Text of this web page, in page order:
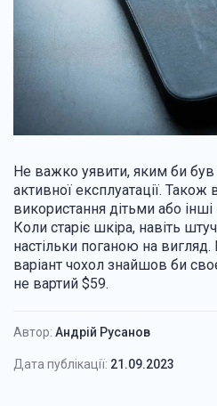
Не важко уявити, яким би був
активної експлуатації.
використання дітьми або
Коли старіє шкіра, навіть
настільки поганою на
варіант чохол знайшов би
не вартий $59.
Автор: Андрій Русанов
Дата публікації: 21.09.2023